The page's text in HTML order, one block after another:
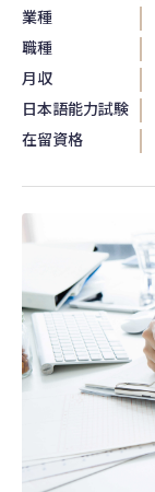
業種
職種
月収
日本語能力試験
在留資格